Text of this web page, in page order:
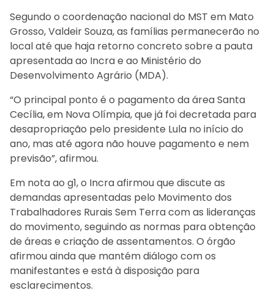
Segundo o coordenação nacional do MST em Mato
Grosso, Valdeir Souza, as famílias permanecerão no
local até que haja retorno concreto sobre a pauta
apresentada ao Incra e ao Ministério do
Desenvolvimento Agrário (MDA).
“O principal ponto é o pagamento da área Santa
Cecília, em Nova Olímpia, que já foi decretada para
desapropriação pelo presidente Lula no início do
ano, mas até agora não houve pagamento e nem
previsão”, afirmou.
Em nota ao g1, o Incra afirmou que discute as
demandas apresentadas pelo Movimento dos
Trabalhadores Rurais Sem Terra com as lideranças
do movimento, seguindo as normas para obtenção
de áreas e criação de assentamentos. O órgão
afirmou ainda que mantém diálogo com os
manifestantes e está à disposição para
esclarecimentos.